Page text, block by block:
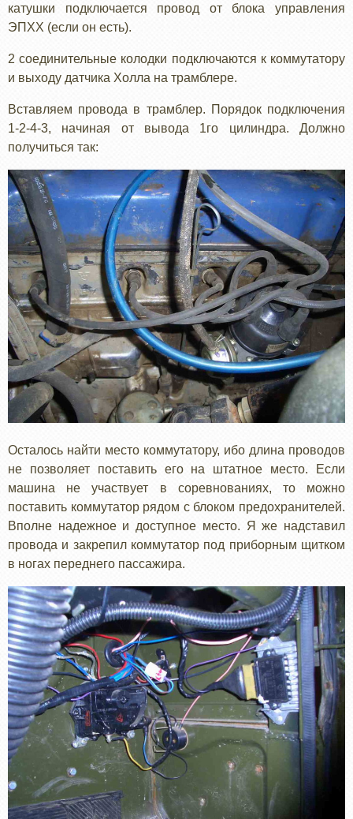
катушки подключается провод от блока управления
ЭПХХ (если он есть).
2 соединительные колодки подключаются к коммутатору
и выходу датчика Холла на трамблере.
Вставляем провода в трамблер. Порядок подключения
1-2-4-3, начиная от вывода 1го цилиндра. Должно
получиться так:
Осталось найти место коммутатору, ибо длина проводов
не позволяет поставить его на штатное место. Если
машина не участвует в соревнованиях, то можно
поставить коммутатор рядом с блоком предохранителей.
Вполне надежное и доступное место. Я же надставил
провода и закрепил коммутатор под приборным щитком
в ногах переднего пассажира.